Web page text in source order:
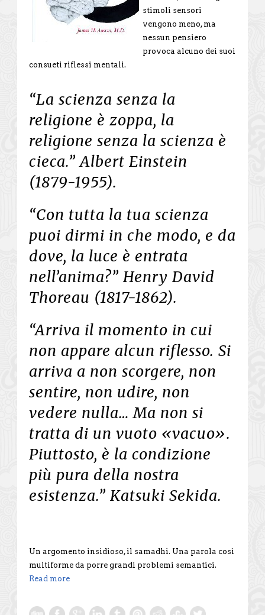
stimoli sensori
vengono meno, ma
nessun pensiero
provoca alcuno dei suoi
consueti riflessi mentali.
“La scienza senza la
religione è zoppa, la
religione senza la scienza è
cieca.” Albert Einstein
(1879-1955).
“Con tutta la tua scienza
puoi dirmi in che modo, e da
dove, la luce è entrata
nell’anima?” Henry David
Thoreau (1817-1862).
“Arriva il momento in cui
non appare alcun riflesso. Si
arriva a non scorgere, non
sentire, non udire, non
vedere nulla… Ma non si
tratta di un vuoto «vacuo».
Piuttosto, è la condizione
più pura della nostra
esistenza.” Katsuki Sekida.
Un argomento insidioso, il samadhi. Una parola così
multiforme da porre grandi problemi semantici.
Read more